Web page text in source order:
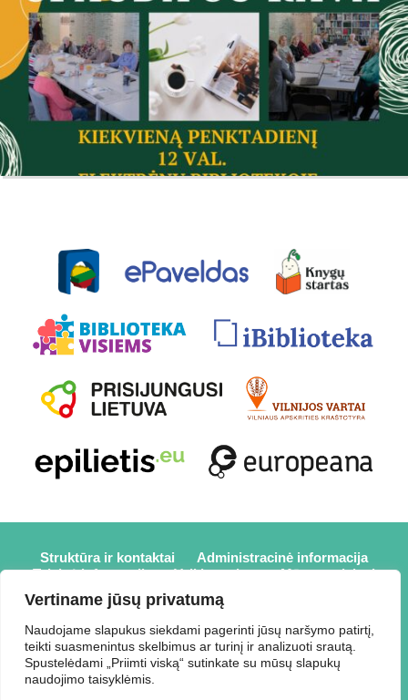
Vertiname jūsų privatumą
Naudojame slapukus siekdami pagerinti jūsų naršymo patirtį,
teikti suasmenintus skelbimus ar turinį ir analizuoti srautą.
Spustelėdami „Priimti viską“ sutinkate su mūsų slapukų
naudojimo taisyklėmis.
Struktūra ir kontaktai
Administracinė informacija
Teisinė informacija
Veiklos sritys
Mūsų projektai
Karjera
Partneriai
Prisijungti
2026 © Elektrėnų savivaldybės viešoji biblioteka,
Savivaldybės biudžetinė įstaiga, Draugystės g. 2, LT-26110
Elektrėnai, tel.: +370 648 80 788, el.p.: